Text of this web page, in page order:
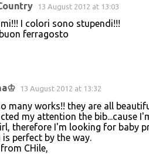
13 August 2012 at 13:03
I colori sono stupendi!!!
ferragosto
13 August 2012 at 13:32
many works!! they are all
my attention the bib...cause
therefore I'm looking for baby
is perfect by the way.
CHile,